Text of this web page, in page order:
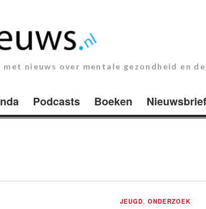
nieuws over mentale gezondheid en de
Podcasts Boeken Nieuwsbrief
JEUGD ONDERZOEK